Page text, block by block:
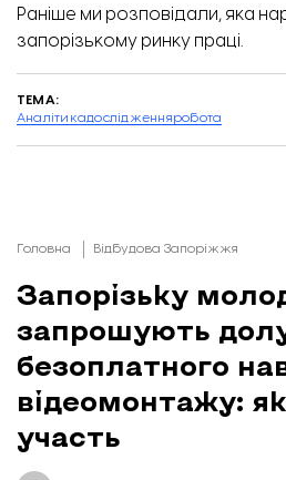
Раніше ми розповідали, яка
запорізькому ринку праці.
ТЕМА:
Аналітикадослідженняробота
Головна Відбудова Запоріжжя
Запорізьку
запрошують
безоплатного
відеомонтажу:
участь